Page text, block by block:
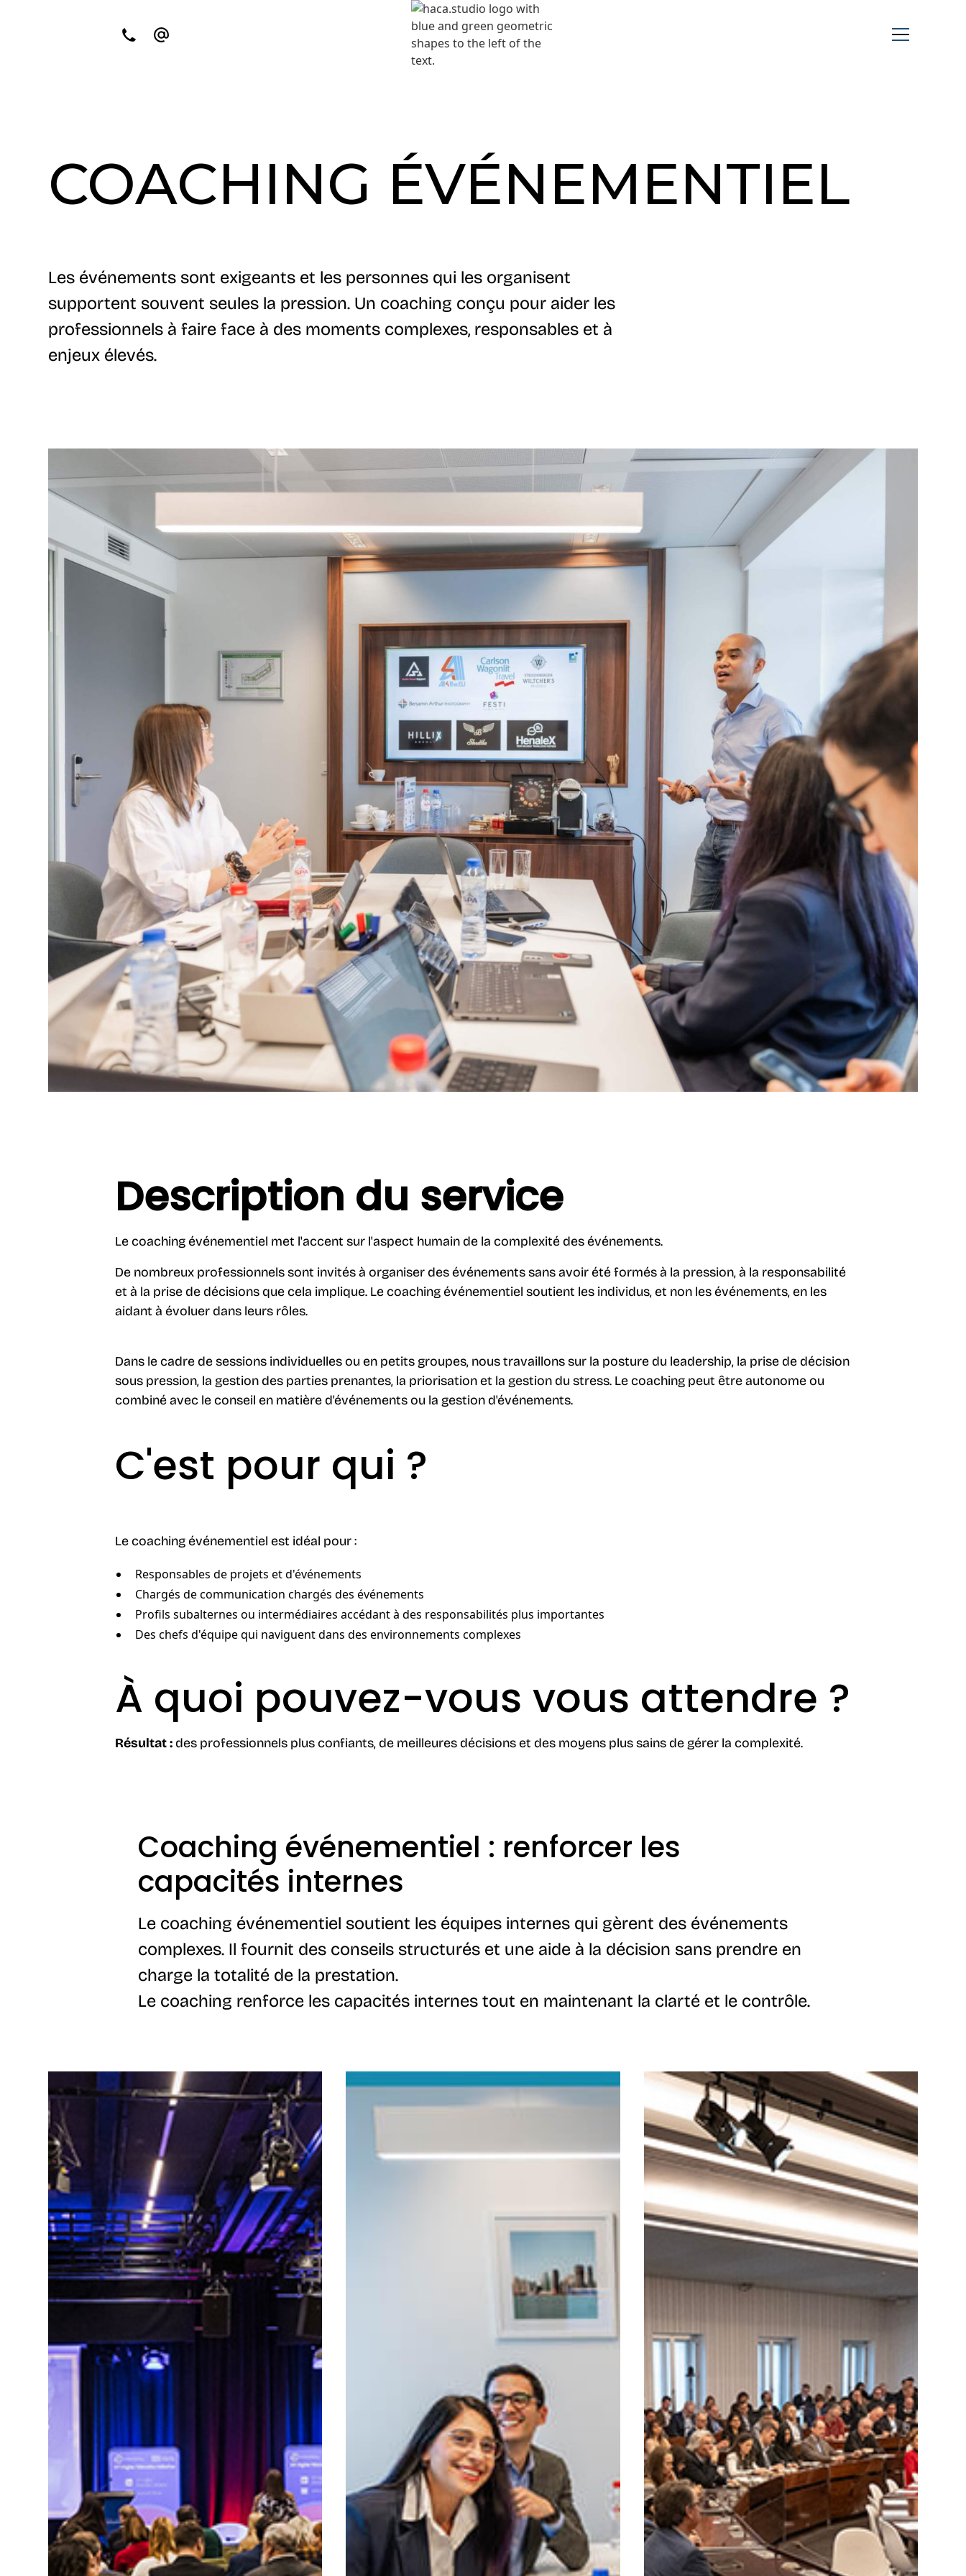
COACHING ÉVÉNEMENTIEL
Les événements sont exigeants et les personnes qui les organisent
supportent souvent seules la pression. Un coaching conçu pour aider les
professionnels à faire face à des moments complexes, responsables et à
enjeux élevés.
Description du service
Le coaching événementiel met l'accent sur l'aspect humain de la complexité des événements.
De nombreux professionnels sont invités à organiser des événements sans avoir été formés à la pression, à la responsabilité
et à la prise de décisions que cela implique. Le coaching événementiel soutient les individus, et non les événements, en les
aidant à évoluer dans leurs rôles.
Dans le cadre de sessions individuelles ou en petits groupes, nous travaillons sur la posture du leadership, la prise de décision
sous pression, la gestion des parties prenantes, la priorisation et la gestion du stress. Le coaching peut être autonome ou
combiné avec le conseil en matière d'événements ou la gestion d'événements.
C'est pour qui ?
Le coaching événementiel est idéal pour :
Responsables de projets et d'événements
Chargés de communication chargés des événements
Profils subalternes ou intermédiaires accédant à des responsabilités plus importantes
Des chefs d'équipe qui naviguent dans des environnements complexes
À quoi pouvez-vous vous attendre ?
Résultat :des professionnels plus confiants, de meilleures décisions et des moyens plus sains de gérer la complexité.
Coaching événementiel : renforcer les
capacités internes
Le coaching événementiel soutient les équipes internes qui gèrent des événements
complexes. Il fournit des conseils structurés et une aide à la décision sans prendre en
charge la totalité de la prestation.
Le coaching renforce les capacités internes tout en maintenant la clarté et le contrôle.